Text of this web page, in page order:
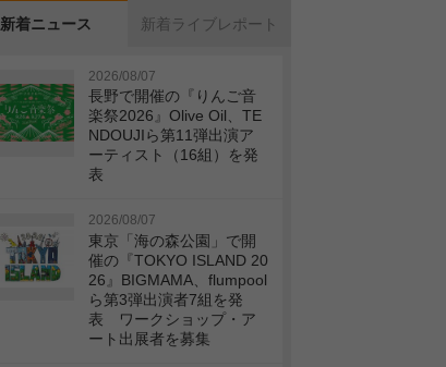
新着ニュース 新着ライブレポート
2026/08/07
長野で開催の『りんご音
楽祭2026』Olive Oil、TE
NDOUJIら第11弾出演ア
ーティスト（16組）を発
表
2026/08/07
東京「海の森公園」で開
催の『TOKYO ISLAND 20
26』BIGMAMA、flumpool
ら第3弾出演者7組を発
表 ワークショップ・ア
ート出展者を募集